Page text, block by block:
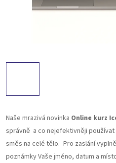
Naše mrazivá novinka Online kurz
správně a co nejefektivněji
směs na celé tělo. Pro zaslání
poznámky Vaše jméno, datum a